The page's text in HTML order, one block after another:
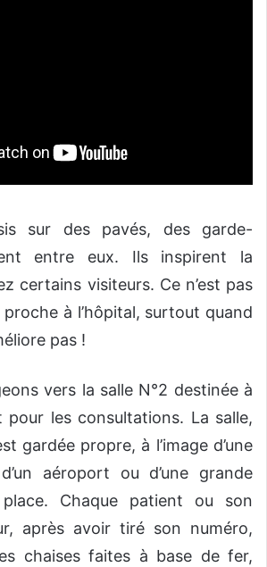
sur des pavés, des garde-
entre eux. Ils inspirent la
certains visiteurs. Ce n’est pas
proche à l’hôpital, surtout quand
pas !
vers la salle N°2 destinée à
pour les consultations. La salle,
gardée propre, à l’image d’une
aéroport ou d’une grande
Chaque patient ou son
après avoir tiré son numéro,
chaises faites à base de fer,